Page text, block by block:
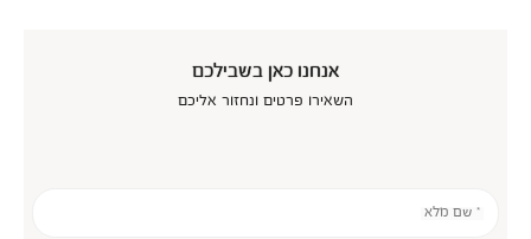
אנחנו כאן בשבילכם
השאירו פרטים ונחזור אליכם
* שם מלא